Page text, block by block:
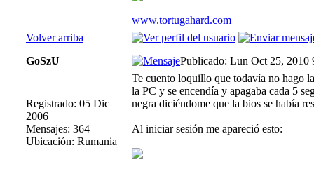
www.tortugahard.com
Volver arriba
GoSzU
Publicado: Lun Oct 25, 2010
Registrado: 05 Dic
2006
Mensajes: 364
Ubicación: Rumania
Te cuento loquillo que todavía no hago
la PC y se encendía y apagaba cada 5
negra diciéndome que la bios se había
Al iniciar sesión me apareció esto: